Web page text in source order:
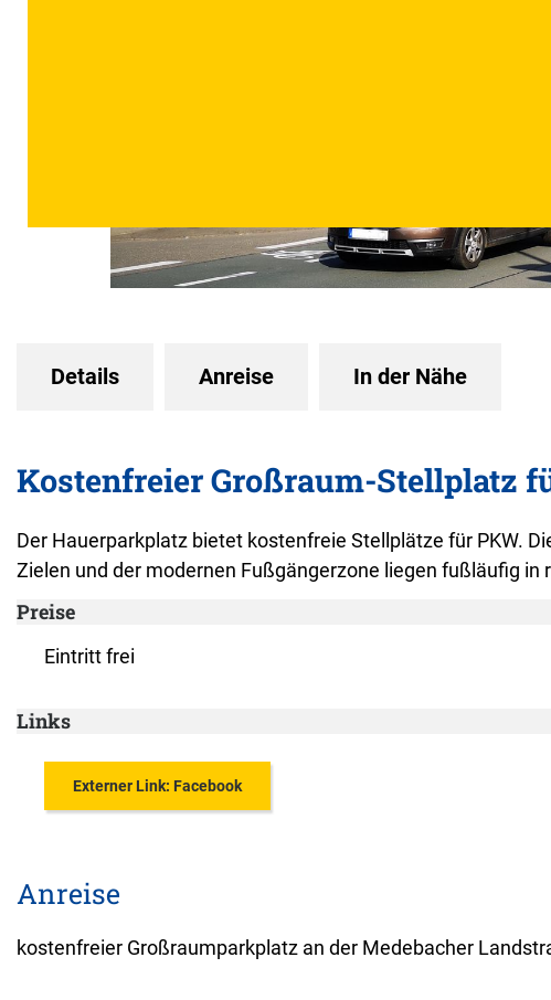
Details Anreise In der Nähe
Kostenfreier Großraum-Stellplatz
Der Hauerparkplatz bietet kostenfreie Stellplätze für PKW.
Zielen und der modernen Fußgängerzone liegen fußläufig in
Preise
Eintritt frei
Links
Externer Link: Facebook
Anreise
kostenfreier Großraumparkplatz an der Medebacher